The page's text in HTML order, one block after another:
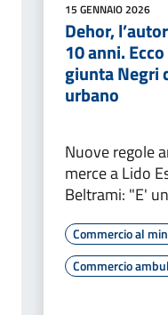
15 GENNAIO 2026
Dehor,
10 anni.
giunta Negri
urbano
Nuove regole
merce a Lido
Beltrami: "E'
Commercio al
Commercio